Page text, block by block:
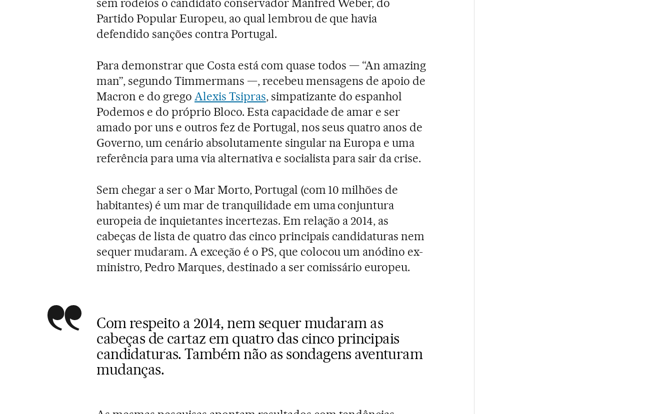
sem rodeios o candidato conservador Manfred Weber, do
Partido Popular Europeu, ao qual lembrou de que havia
defendido sanções contra Portugal.
Para demonstrar que Costa está com quase todos — “An amazing
man”, segundo Timmermans —, recebeu mensagens de apoio de
Macron e do grego Alexis Tsipras, simpatizante do espanhol
Podemos e do próprio Bloco. Esta capacidade de amar e ser
amado por uns e outros fez de Portugal, nos seus quatro anos de
Governo, um cenário absolutamente singular na Europa e uma
referência para uma via alternativa e socialista para sair da crise.
Sem chegar a ser o Mar Morto, Portugal (com 10 milhões de
habitantes) é um mar de tranquilidade em uma conjuntura
europeia de inquietantes incertezas. Em relação a 2014, as
cabeças de lista de quatro das cinco principais candidaturas nem
sequer mudaram. A exceção é o PS, que colocou um anódino ex-
ministro, Pedro Marques, destinado a ser comissário europeu.
Com respeito a 2014, nem sequer mudaram as
cabeças de cartaz em quatro das cinco principais
candidaturas. Também não as sondagens aventuram
mudanças.